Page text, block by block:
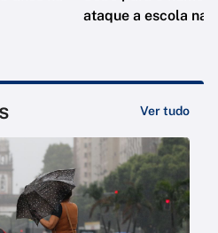
ataque a escola na
Ver tudo